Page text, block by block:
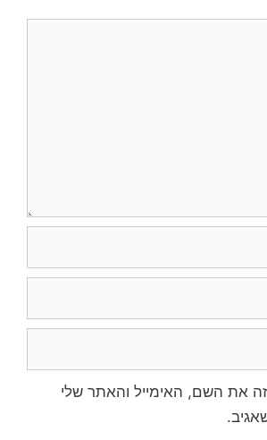
את השם, האימייל והאתר שלי